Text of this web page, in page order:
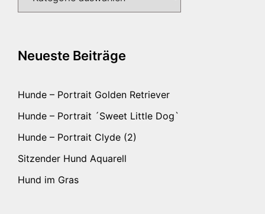
Neueste Beiträge
Hunde – Portrait Golden Retriever
Hunde – Portrait ´Sweet Little Dog`
Hunde – Portrait Clyde (2)
Sitzender Hund Aquarell
Hund im Gras